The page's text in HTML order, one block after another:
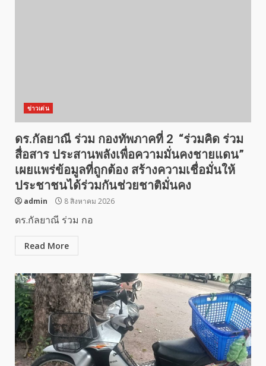
ข่าวเด่น
ดร.กัลยาณี ร่วม กองทัพภาคที่ 2 “ร่วมคิด ร่วม
สื่อสาร ประสานพลังเพื่อความมั่นคงชายแดน”
เผยแพร่ข้อมูลที่ถูกต้อง สร้างความเชื่อมั่นให้
ประชาชนได้ร่วมกันช่วยชาติมั่นคง
admin 8 สิงหาคม 2026
ดร.กัลยาณี ร่วม กอ
Read More